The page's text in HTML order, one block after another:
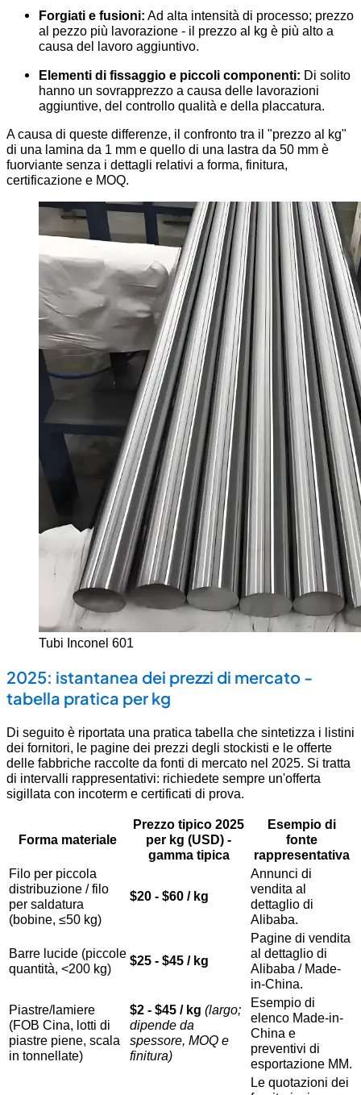
Forgiati e fusioni: Ad alta intensità di processo; prezzo
al pezzo più lavorazione - il prezzo al kg è più alto a
causa del lavoro aggiuntivo.
Elementi di fissaggio e piccoli componenti: Di solito
hanno un sovrapprezzo a causa delle lavorazioni
aggiuntive, del controllo qualità e della placcatura.
A causa di queste differenze, il confronto tra il "prezzo al kg"
di una lamina da 1 mm e quello di una lastra da 50 mm è
fuorviante senza i dettagli relativi a forma, finitura,
certificazione e MOQ.
Tubi Inconel 601
2025: istantanea dei prezzi di mercato -
tabella pratica per kg
Di seguito è riportata una pratica tabella che sintetizza i listini
dei fornitori, le pagine dei prezzi degli stockisti e le offerte
delle fabbriche raccolte da fonti di mercato nel 2025. Si tratta
di intervalli rappresentativi: richiedete sempre un'offerta
sigillata con incoterm e certificati di prova.
Forma materiale
Prezzo tipico 2025
per kg (USD) -
gamma tipica
Esempio di
fonte
rappresentativa
Filo per piccola
distribuzione / filo
per saldatura
(bobine, ≤50 kg)
$20 - $60 / kg
Annunci di
vendita al
dettaglio di
Alibaba.
Barre lucide (piccole
quantità, <200 kg)
$25 - $45 / kg
Pagine di vendita
al dettaglio di
Alibaba / Made-
in-China.
Piastre/lamiere
(FOB Cina, lotti di
piastre piene, scala
in tonnellate)
$2 - $45 / kg (largo;
dipende da
spessore, MOQ e
finitura)
Esempio di
elenco Made-in-
China e
preventivi di
esportazione MM.
Le quotazioni dei